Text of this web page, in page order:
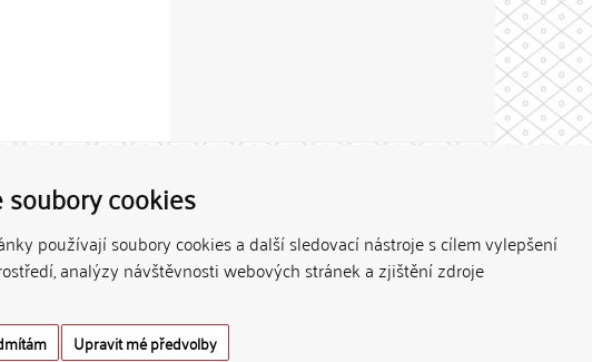
soubory cookies
používají soubory cookies a další sledovací nástroje s cílem vylepšení
analýzy návštěvnosti webových stránek a zjištění zdroje
Upravit mé předvolby